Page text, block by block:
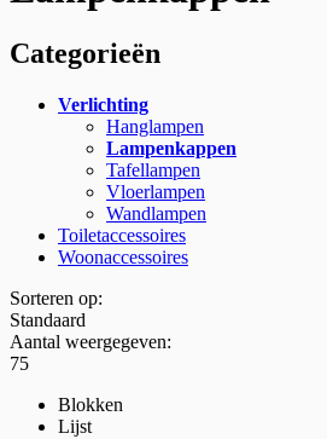
Categorieën
Verlichting
Hanglampen
Lampenkappen
Tafellampen
Vloerlampen
Wandlampen
Toiletaccessoires
Woonaccessoires
Sorteren op:
Standaard
Aantal weergegeven:
75
Blokken
Lijst